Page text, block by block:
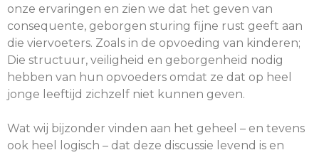
onze ervaringen en zien we dat het geven van
consequente, geborgen sturing fijne rust geeft aan
die viervoeters. Zoals in de opvoeding van kinderen;
Die structuur, veiligheid en geborgenheid nodig
hebben van hun opvoeders omdat ze dat op heel
jonge leeftijd zichzelf niet kunnen geven.
Wat wij bijzonder vinden aan het geheel – en tevens
ook heel logisch – dat deze discussie levend is en